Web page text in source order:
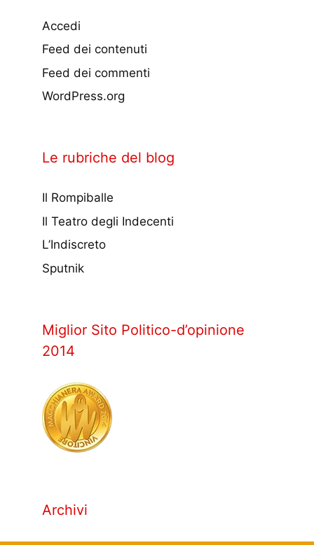
Accedi
Feed dei contenuti
Feed dei commenti
WordPress.org
Le rubriche del blog
Il Rompiballe
Il Teatro degli Indecenti
L’Indiscreto
Sputnik
Miglior Sito Politico-d’opinione
2014
Archivi